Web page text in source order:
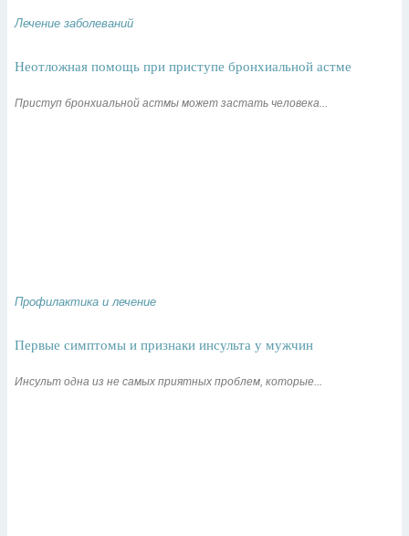
Лечение заболеваний
Неотложная помощь при приступе бронхиальной астме
Приступ бронхиальной астмы может застать человека...
Профилактика и лечение
Первые симптомы и признаки инсульта у мужчин
Инсульт одна из не самых приятных проблем, которые...